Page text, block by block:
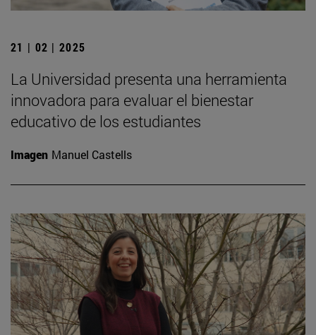
21 | 02 | 2025
La Universidad presenta una herramienta
innovadora para evaluar el bienestar
educativo de los estudiantes
Imagen Manuel Castells